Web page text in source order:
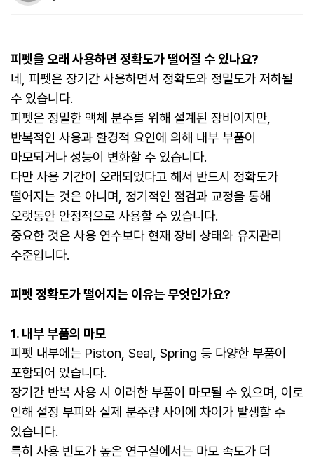
피펫을 오래 사용하면 정확도가 떨어질 수 있나요?
네, 피펫은 장기간 사용하면서 정확도와 정밀도가 저하될
수 있습니다.
피펫은 정밀한 액체 분주를 위해 설계된 장비이지만,
반복적인 사용과 환경적 요인에 의해 내부 부품이
마모되거나 성능이 변화할 수 있습니다.
다만 사용 기간이 오래되었다고 해서 반드시 정확도가
떨어지는 것은 아니며, 정기적인 점검과 교정을 통해
오랫동안 안정적으로 사용할 수 있습니다.
중요한 것은 사용 연수보다 현재 장비 상태와 유지관리
수준입니다.
피펫 정확도가 떨어지는 이유는 무엇인가요?
1. 내부 부품의 마모
피펫 내부에는 Piston, Seal, Spring 등 다양한 부품이
포함되어 있습니다.
장기간 반복 사용 시 이러한 부품이 마모될 수 있으며, 이로
인해 설정 부피와 실제 분주량 사이에 차이가 발생할 수
있습니다.
특히 사용 빈도가 높은 연구실에서는 마모 속도가 더